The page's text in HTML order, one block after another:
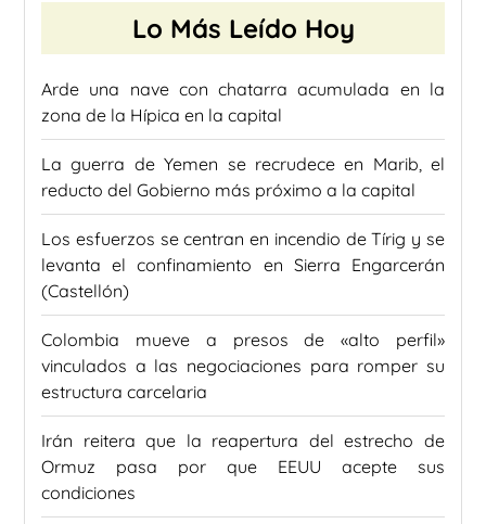
Lo Más Leído Hoy
Arde una nave con chatarra acumulada en la
zona de la Hípica en la capital
La guerra de Yemen se recrudece en Marib, el
reducto del Gobierno más próximo a la capital
Los esfuerzos se centran en incendio de Tírig y se
levanta el confinamiento en Sierra Engarcerán
(Castellón)
Colombia mueve a presos de «alto perfil»
vinculados a las negociaciones para romper su
estructura carcelaria
Irán reitera que la reapertura del estrecho de
Ormuz pasa por que EEUU acepte sus
condiciones